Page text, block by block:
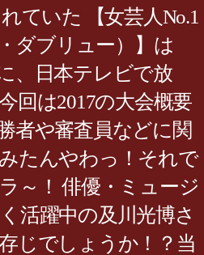
ていた 【女芸人No.1
ダブリュー）】は
、日本テレビで放
回は2017の大会概要
者や審査員などに関
たんやわっ！それで
～！ 俳優・ミュージ
活躍中の及川光博さ
じでしょうか！？当